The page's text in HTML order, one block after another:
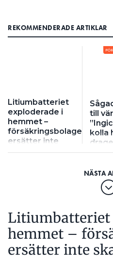
REKOMMENDERADE ARTIKLAR
Litiumbatteriet
exploderade i
hemmet –
försäkringsbolaget
ersätter inte
skadorna
till
kolla
Litiumbatteriet
hemmet –
ersätter inte